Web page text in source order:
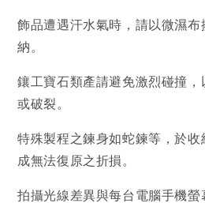
飾品遭遇汗水氣時，請以微濕
納。
鑲工寶石類產請避免激烈碰撞
或破裂。
特殊製程之鍊身如蛇鍊等，於
成無法復原之折損。
拍攝光線差異與每台電腦手機